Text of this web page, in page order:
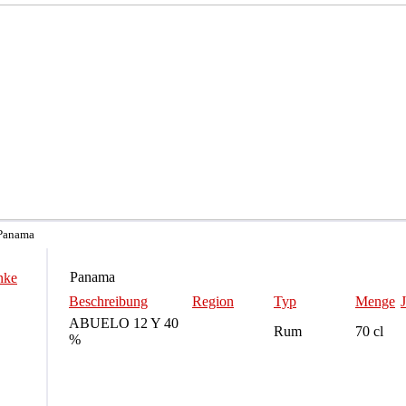
Panama
Beschreibung
Region Typ Menge
ABUELO 12 Y 40
%
Rum 70 cl